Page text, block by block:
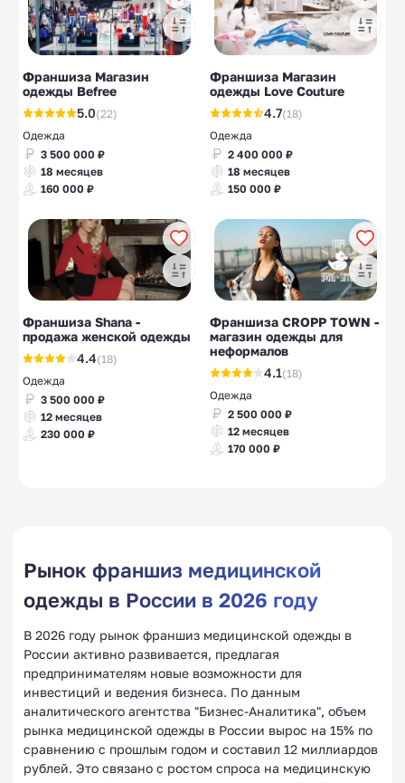
Франшиза Магазин
одежды Befree
5.0(22)
Одежда
3 500 000 ₽
18 месяцев
160 000 ₽
Франшиза Магазин
одежды Love Couture
4.7(18)
Одежда
2 400 000 ₽
18 месяцев
150 000 ₽
Франшиза Shana -
продажа женской одежды
4.4(18)
Одежда
3 500 000 ₽
12 месяцев
230 000 ₽
Франшиза CROPP TOWN -
магазин одежды для
неформалов
4.1(18)
Одежда
2 500 000 ₽
12 месяцев
170 000 ₽
Рынок франшиз медицинской
одежды в России в 2026 году
В 2026 году рынок франшиз медицинской одежды в
России активно развивается, предлагая
предпринимателям новые возможности для
инвестиций и ведения бизнеса. По данным
аналитического агентства "Бизнес-Аналитика", объем
рынка медицинской одежды в России вырос на 15% по
сравнению с прошлым годом и составил 12 миллиардов
рублей. Это связано с ростом спроса на медицинскую